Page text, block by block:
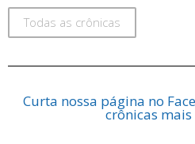
Todas as crônicas
Curta nossa página no
crônicas mais